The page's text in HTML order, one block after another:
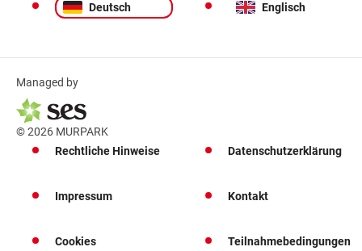
Deutsch Englisch
Managed by
© 2026 MURPARK
Rechtliche Hinweise
Datenschutzerklärung
Impressum Kontakt
Cookies Teilnahmebedingungen